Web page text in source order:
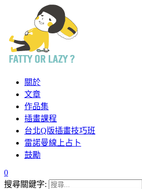
關於
文章
作品集
插畫課程
台北Q版插畫技巧班
雷諾曼線上占卜
鼓勵
0
搜尋關鍵字: